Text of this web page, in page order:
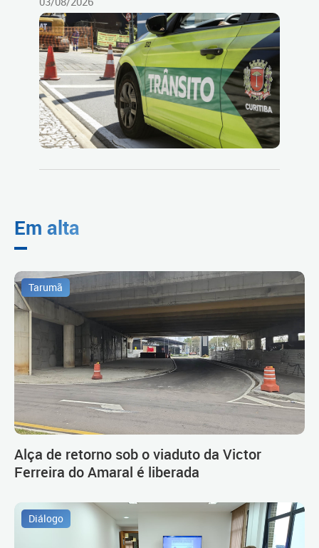
Em alta
Tarumã
Alça de retorno sob o viaduto da Victor
Ferreira do Amaral é liberada
Diálogo